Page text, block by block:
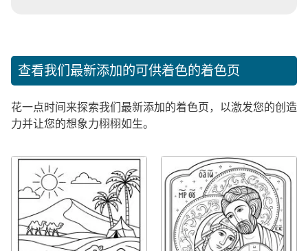
查看我们最新添加的可供着色的着色页
花一点时间来探索我们最新添加的着色页，以激发您的创造
力并让您的想象力栩栩如生。